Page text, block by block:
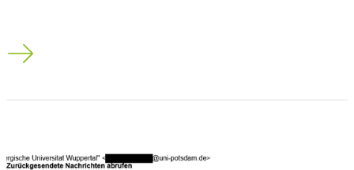
Spam/Phishing Mail:" Die Universität hat Ihnen einen